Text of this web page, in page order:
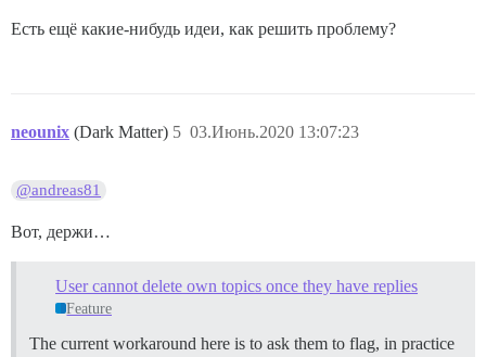
Есть ещё какие-нибудь идеи, как решить проблему?
neounix (Dark Matter) 03.Июнь.2020 13:07:23
5
@andreas81
Вот, держи…
User cannot delete own topics once they have replies
Feature
The current workaround here is to ask them to flag, in practice